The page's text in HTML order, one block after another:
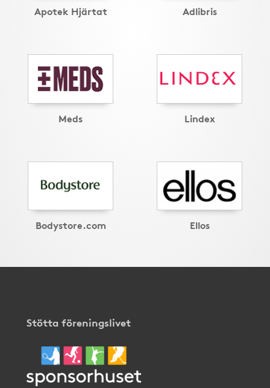
Apotek Hjärtat Adlibris
Meds Lindex
Bodystore.com Ellos
Stötta föreningslivet